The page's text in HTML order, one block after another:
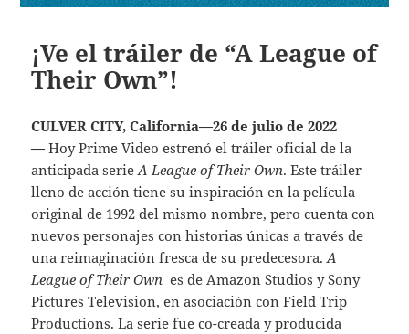
¡Ve el tráiler de “A League of
Their Own”!
CULVER CITY, California—26 de julio de 2022
— Hoy Prime Video estrenó el tráiler oficial de la
anticipada serieA League of Their Own. Este tráiler
lleno de acción tiene su inspiración en la película
original de 1992 del mismo nombre, pero cuenta con
nuevos personajes con historias únicas a través de
una reimaginación fresca de su predecesora.A
League of Their Own es de Amazon Studios y Sony
Pictures Television, en asociación con Field Trip
Productions. La serie fue co-creada y producida